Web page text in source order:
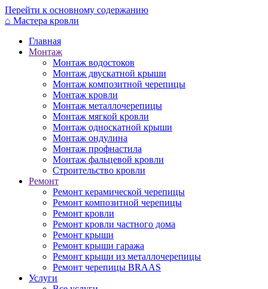
Перейти к основному содержанию
⌂ Мастера кровли
Главная
Монтаж
Монтаж водостоков
Монтаж двускатной крыши
Монтаж композитной черепицы
Монтаж кровли
Монтаж металлочерепицы
Монтаж мягкой кровли
Монтаж односкатной крыши
Монтаж ондулина
Монтаж профнастила
Монтаж фальцевой кровли
Строительство кровли
Ремонт
Ремонт керамической черепицы
Ремонт композитной черепицы
Ремонт кровли
Ремонт кровли частного дома
Ремонт крыши
Ремонт крыши гаража
Ремонт крыши из металлочерепицы
Ремонт черепицы BRAAS
Услуги